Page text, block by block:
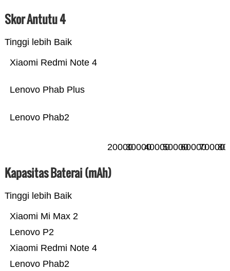
Skor Antutu 4
Tinggi lebih Baik
Lenovo Phab2
Lenovo Phab Plus
Xiaomi Redmi Note 4
200003000040000500006000070000
Kapasitas Baterai (mAh)
Tinggi lebih Baik
Lenovo Phab2
Xiaomi Redmi Note 4
Lenovo P2
Xiaomi Mi Max 2